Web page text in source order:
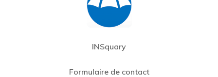
INSquary
Formulaire de contact